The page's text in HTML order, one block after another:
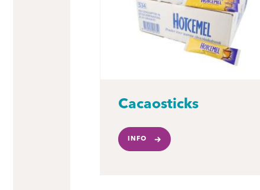
Cacaosticks
INFO